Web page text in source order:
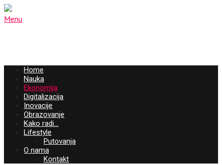
Menu
Home
Nauka
Ekonomija
Digitalizacija
Inovacije
Obrazovanje
Kako radi…
Lifestyle
Putovanja
O nama
Kontakt